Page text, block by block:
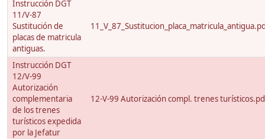
Instrucción DGT
11/V-87
Sustitución de
placas de matricula
antiguas.
Instrucción DGT
12/V-99
Autorización
complementaria
de los trenes
turísticos expedida
por la Jefatur
12-V-99 Autorización compl. trenes